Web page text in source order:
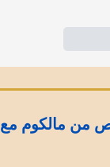
من مالكوم